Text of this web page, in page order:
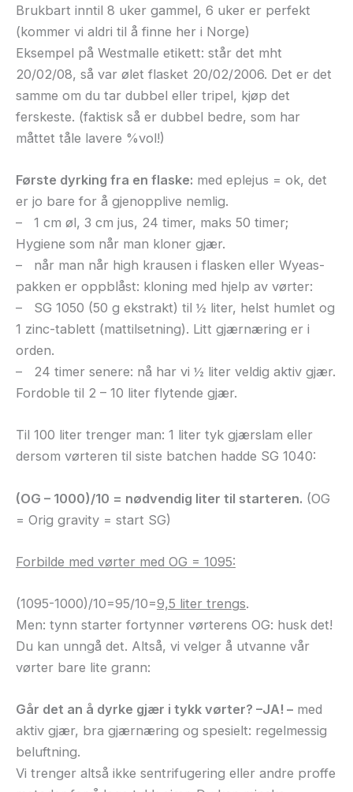
Brukbart inntil 8 uker gammel, 6 uker er perfekt
(kommer vi aldri til å finne her i Norge)
Eksempel på Westmalle etikett: står det mht
20/02/08, så var ølet flasket 20/02/2006. Det er det
samme om du tar dubbel eller tripel, kjøp det
ferskeste. (faktisk så er dubbel bedre, som har
måttet tåle lavere %vol!)
Første dyrking fra en flaske: med eplejus = ok, det
er jo bare for å gjenopplive nemlig.
– 1 cm øl, 3 cm jus, 24 timer, maks 50 timer;
Hygiene som når man kloner gjær.
– når man når high krausen i flasken eller Wyeas-
pakken er oppblåst: kloning med hjelp av vørter:
– SG 1050 (50 g ekstrakt) til ½ liter, helst humlet og
1 zinc-tablett (mattilsetning). Litt gjærnæring er i
orden.
– 24 timer senere: nå har vi ½ liter veldig aktiv gjær.
Fordoble til 2 – 10 liter flytende gjær.
Til 100 liter trenger man: 1 liter tyk gjærslam eller
dersom vørteren til siste batchen hadde SG 1040:
(OG – 1000)/10 = nødvendig liter til starteren. (OG
= Orig gravity = start SG)
Forbilde med vørter med OG = 1095:
(1095-1000)/10=95/10=9,5 liter trengs.
Men: tynn starter fortynner vørterens OG: husk det!
Du kan unngå det. Altså, vi velger å utvanne vår
vørter bare lite grann:
Går det an å dyrke gjær i tykk vørter? –JA! – med
aktiv gjær, bra gjærnæring og spesielt: regelmessig
beluftning.
Vi trenger altså ikke sentrifugering eller andre proffe